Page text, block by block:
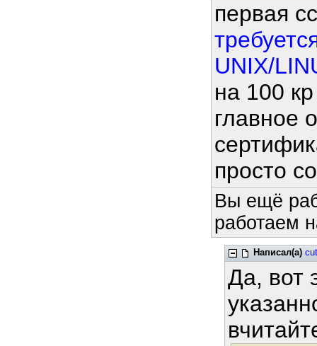
первая
UNIX/
на 100
главное
просто
Вы ещё
работаем
Написал(а)
Да, вот